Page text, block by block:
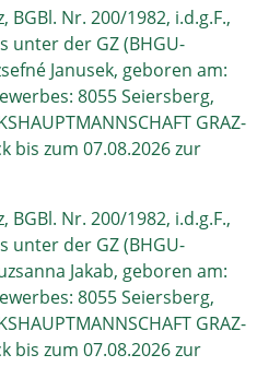
BGBl. Nr. 200/1982, i.d.g.F.,
unter der GZ (BHGU-
Janusek, geboren am:
8055 Seiersberg,
GRAZ-
bis zum 07.08.2026 zur
BGBl. Nr. 200/1982, i.d.g.F.,
unter der GZ (BHGU-
Jakab, geboren am:
8055 Seiersberg,
GRAZ-
bis zum 07.08.2026 zur